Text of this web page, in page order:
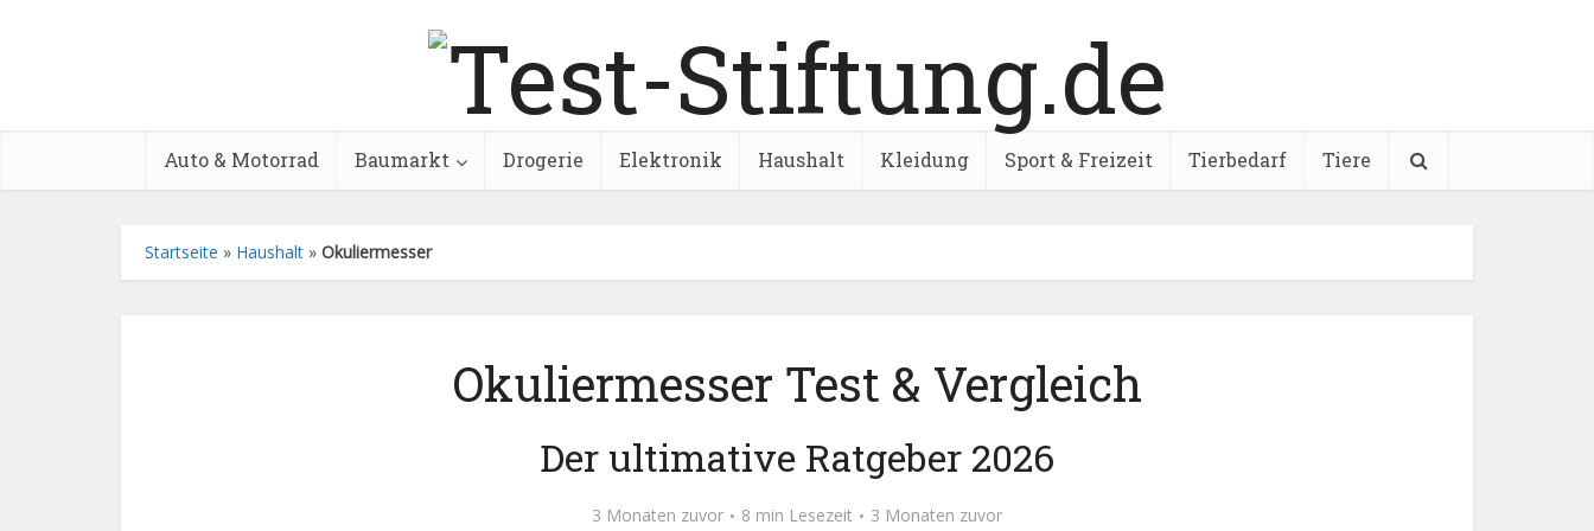
Auto & Motorrad Baumarkt Drogerie Elektronik Haushalt Kleidung Sport & Freizeit Tierbedarf Tiere
Startseite » Haushalt » Okuliermesser
Okuliermesser Test & Vergleich
Der ultimative Ratgeber 2026
3 Monaten zuvor 8 min Lesezeit 3 Monaten zuvor